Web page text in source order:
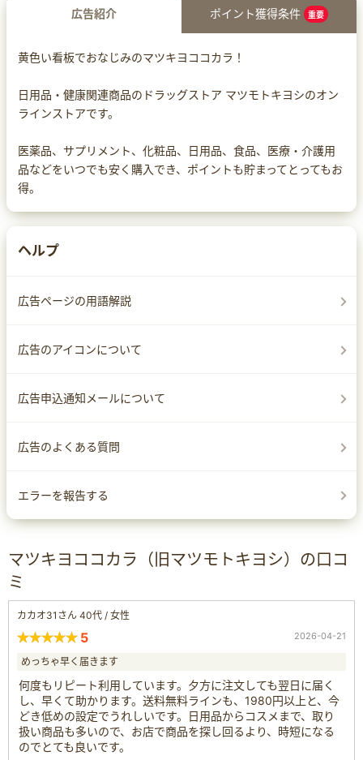
広告紹介 ポイント獲得条件 重要
黄色い看板でおなじみのマツキヨココカラ！
日用品・健康関連商品のドラッグストア マツモトキヨシのオン
ラインストアです。
医薬品、サプリメント、化粧品、日用品、食品、医療・介護用
品などをいつでも安く購入でき、ポイントも貯まってとってもお
得。
ヘルプ
広告ページの用語解説
広告のアイコンについて
広告申込通知メールについて
広告のよくある質問
エラーを報告する
マツキヨココカラ（旧マツモトキヨシ）の口コ
ミ
カカオ31さん 40代 / 女性
5 2026-04-21
めっちゃ早く届きます
何度もリピート利用しています。夕方に注文しても翌日に届く
し、早くて助かります。送料無料ラインも、1980円以上と、今
どき低めの設定でうれしいです。日用品からコスメまで、取り
扱い商品も多いので、お店で商品を探し回るより、時短になる
のでとても良いです。